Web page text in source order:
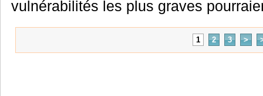
vulnérabilités les plus graves
1 2 3 >